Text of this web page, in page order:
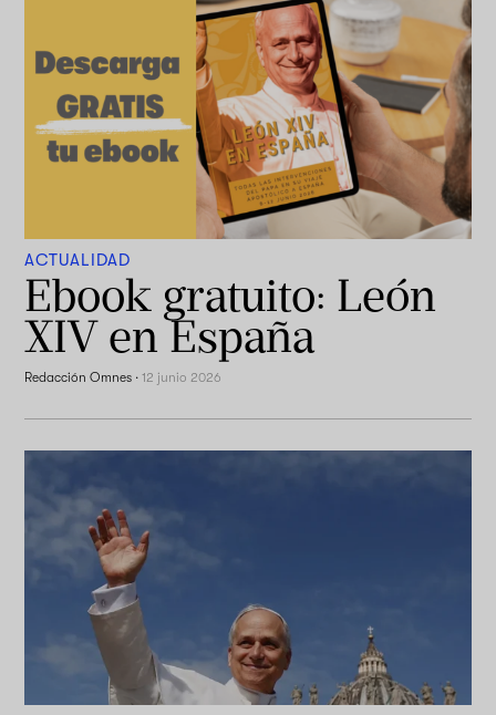
ACTUALIDAD
Ebook gratuito: León
XIV en España
Redacción Omnes ·12 junio 2026